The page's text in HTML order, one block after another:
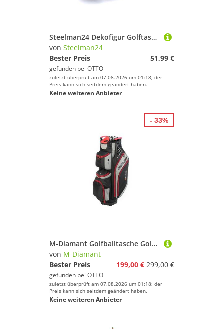
Steelman24 Dekofigur Golftasche mit Kupfer Weinhalter
von Steelman24
Bester Preis
51,99 €
gefunden bei OTTO
zuletzt überprüft am 07.08.2026 um 01:18; der
Preis kann sich seitdem geändert haben.
Keine weiteren Anbieter
M-Diamant Golfballtasche Golftasche Cartbag Wasserdicht 14-fach 9 Taschen Trolley kompatibel, 14-fach Divider, Kühlfach, Wertsachenfach, wasserabweisend, trolley
von M-Diamant
Bester Preis
199,00 € 299,00 €
gefunden bei OTTO
zuletzt überprüft am 07.08.2026 um 01:18; der
Preis kann sich seitdem geändert haben.
Keine weiteren Anbieter
- 33%